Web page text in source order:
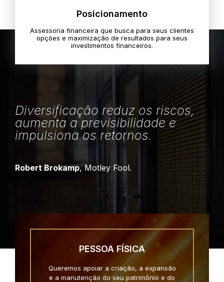
Posicionamento
Assessoria financeira que busca para seus clientes
opções e maximização de resultados para seus
investimentos financeiros.
Diversificação reduz os riscos,
aumenta a previsibilidade e
impulsiona os retornos.
Robert Brokamp, Motley Fool.
PESSOA FÍSICA
Queremos apoiar a criação, a expansão
e a manutenção do seu patrimônio e do